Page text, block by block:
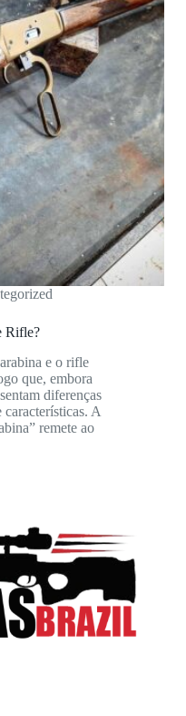
Rifle?
e o rifle
que, embora
diferenças
A
remete ao